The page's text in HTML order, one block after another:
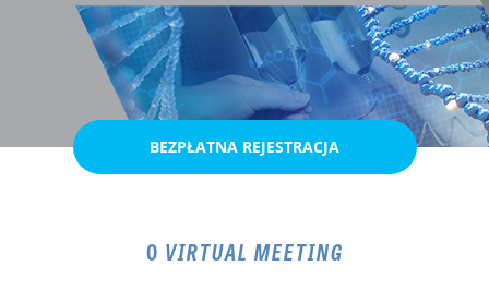
BEZPŁATNA REJESTRACJA
O VIRTUAL MEETING